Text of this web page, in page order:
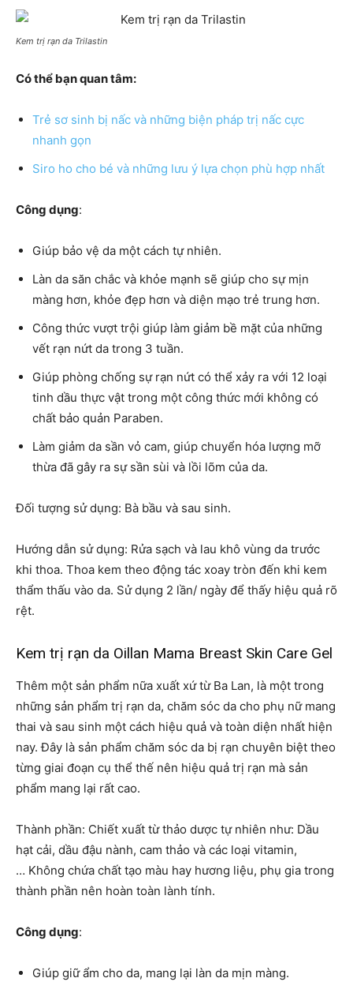
Kem trị rạn da Trilastin
Có thể bạn quan tâm:
Trẻ sơ sinh bị nấc và những biện pháp trị nấc cực
nhanh gọn
Siro ho cho bé và những lưu ý lựa chọn phù hợp nhất
Công dụng:
Giúp bảo vệ da một cách tự nhiên.
Làn da săn chắc và khỏe mạnh sẽ giúp cho sự mịn
màng hơn, khỏe đẹp hơn và diện mạo trẻ trung hơn.
Công thức vượt trội giúp làm giảm bề mặt của những
vết rạn nứt da trong 3 tuần.
Giúp phòng chống sự rạn nứt có thể xảy ra với 12 loại
tinh dầu thực vật trong một công thức mới không có
chất bảo quản Paraben.
Làm giảm da sần vỏ cam, giúp chuyển hóa lượng mỡ
thừa đã gây ra sự sần sùi và lồi lõm của da.
Đối tượng sử dụng: Bà bầu và sau sinh.
Hướng dẫn sử dụng: Rửa sạch và lau khô vùng da trước
khi thoa. Thoa kem theo động tác xoay tròn đến khi kem
thẩm thấu vào da. Sử dụng 2 lần/ ngày để thấy hiệu quả rõ
rệt.
Kem trị rạn da Oillan Mama Breast Skin Care Gel
Thêm một sản phẩm nữa xuất xứ từ Ba Lan, là một trong
những sản phẩm trị rạn da, chăm sóc da cho phụ nữ mang
thai và sau sinh một cách hiệu quả và toàn diện nhất hiện
nay. Đây là sản phẩm chăm sóc da bị rạn chuyên biệt theo
từng giai đoạn cụ thể thế nên hiệu quả trị rạn mà sản
phẩm mang lại rất cao.
Thành phần: Chiết xuất từ thảo dược tự nhiên như: Dầu
hạt cải, dầu đậu nành, cam thảo và các loại vitamin,
… Không chứa chất tạo màu hay hương liệu, phụ gia trong
thành phần nên hoàn toàn lành tính.
Công dụng:
Giúp giữ ẩm cho da, mang lại làn da mịn màng.